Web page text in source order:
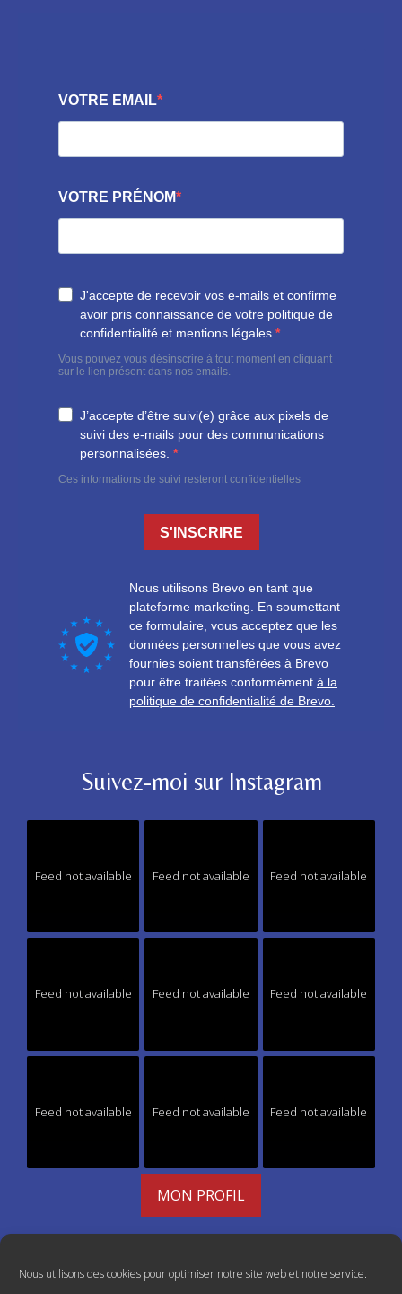
Nous utilisons des cookies pour optimiser notre site web et notre service.
Suivez-moi sur Instagram
Feed not available Feed not available Feed not available
Feed not available Feed not available Feed not available
Feed not available Feed not available Feed not available
MON PROFIL